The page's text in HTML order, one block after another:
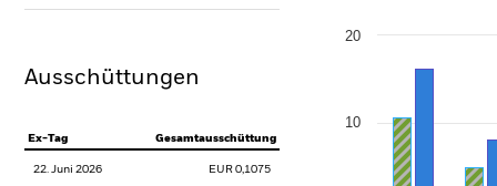
Ausschüttungen
Ex-Tag Gesamtausschüttung
22. Juni 2026 EUR 0,1075
Bar chart with 2 data
10
20